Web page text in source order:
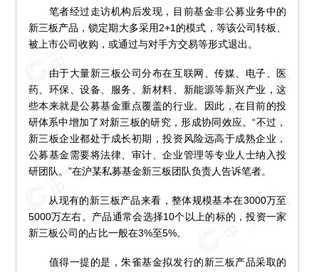
笔者经过走访机构后发现，目前基金非公募业务中的
新三板产品，锁定期大多采用2+1的模式，等该公司转板、
被上市公司收购，或通过与对手方交易等形式退出。
由于大量新三板公司分布在互联网、传媒、电子、医
药、环保、设备、服务、新材料、新能源等新兴产业，这
些本来就是公募基金重点覆盖的行业。因此，在目前的投
研体系中增加了对新三板的研究，形成协同效应。“不过，
新三板企业都处于成长初期，投资风险远高于成熟企业，
公募基金需要将法律、审计、企业管理等专业人士纳入投
研团队。”在沪某私募基金新三板团队负责人告诉笔者。
从现有的新三板产品来看，整体规模基本在3000万至
5000万左右。产品通常会选择10个以上的标的，投资一家
新三板公司的占比一般在3%至5%。
值得一提的是，朱雀基金拟发行的新三板产品采取的